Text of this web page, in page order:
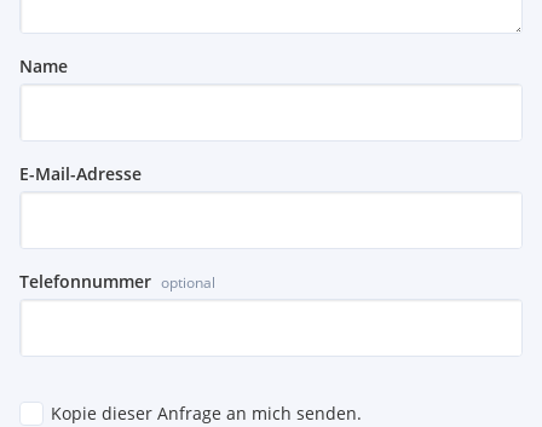
Name
E-Mail-Adresse
Telefonnummer optional
Kopie dieser Anfrage an mich senden.